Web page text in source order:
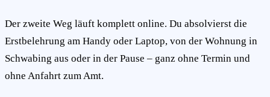
Der zweite Weg läuft komplett online. Du absolvierst die
Erstbelehrung am Handy oder Laptop, von der Wohnung in
Schwabing aus oder in der Pause – ganz ohne Termin und
ohne Anfahrt zum Amt.